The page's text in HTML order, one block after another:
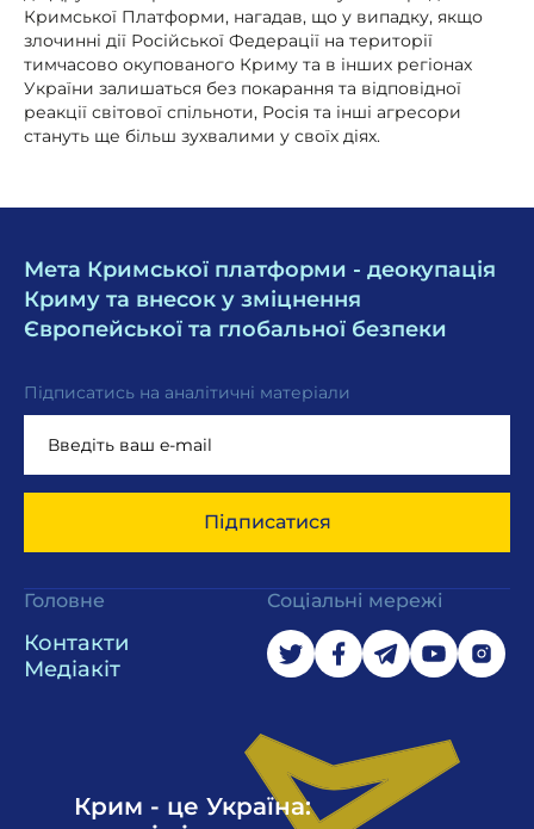
Кримської Платформи, нагадав, що у випадку, якщо
злочинні дії Російської Федерації на території
тимчасово окупованого Криму та в інших регіонах
України залишаться без покарання та відповідної
реакції світової спільноти, Росія та інші агресори
стануть ще більш зухвалими у своїх діях.
Мета Кримської платформи - деокупація
Криму та внесок у зміцнення
Європейської та глобальної безпеки
Підписатись на аналітичні матеріали
Підписатися
Головне
Контакти
Медіакіт
Соціальні мережі
Крим - це Україна: